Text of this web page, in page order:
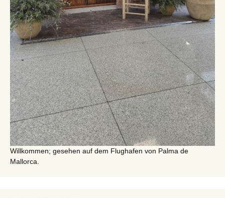
Willkommen; gesehen auf dem Flughafen von Palma de
Mallorca.